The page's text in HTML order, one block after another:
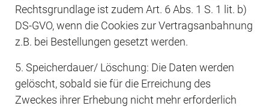
Rechtsgrundlage ist zudem Art. 6 Abs. 1 S. 1 lit. b)
DS-GVO, wenn die Cookies zur Vertragsanbahnung
z.B. bei Bestellungen gesetzt werden.
5. Speicherdauer/ Löschung: Die Daten werden
gelöscht, sobald sie für die Erreichung des
Zweckes ihrer Erhebung nicht mehr erforderlich